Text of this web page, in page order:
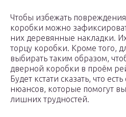
Чтобы избежать
коробки можно
них деревянные накладки.
торцу коробки. Кроме того,
выбирать таким образом,
дверной коробки в проём
Будет кстати сказать, что
нюансов, которые помогут
лишних трудностей.